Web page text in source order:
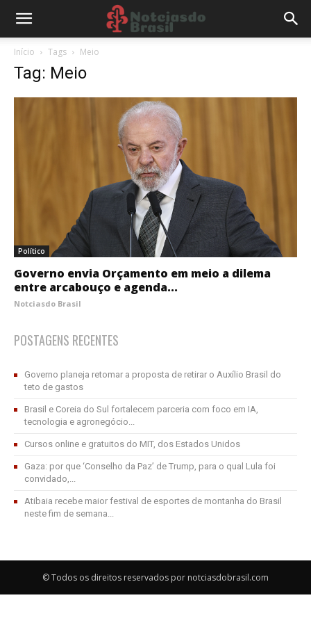
Início Tags Meio
Tag: Meio
Político
Governo envia Orçamento em meio a dilema
entre arcabouço e agenda...
Notciasdo Brasil
POSTAGENS RECENTES
Governo planeja retomar a proposta de retirar o Auxílio Brasil do
teto de gastos
Brasil e Coreia do Sul fortalecem parceria com foco em IA,
tecnologia e agronegócio...
Cursos online e gratuitos do MIT, dos Estados Unidos
Gaza: por que ‘Conselho da Paz’ de Trump, para o qual Lula foi
convidado,...
Atibaia recebe maior festival de esportes de montanha do Brasil
neste fim de semana...
© Todos os direitos reservados por notciasdobrasil.com